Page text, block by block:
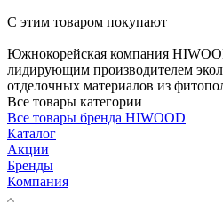
С этим товаром покупают
Южнокорейская компания
лидирующим производителем
отделочных материалов из
Все товары категории
Все товары бренда HIWOOD
Каталог
Акции
Бренды
Компания